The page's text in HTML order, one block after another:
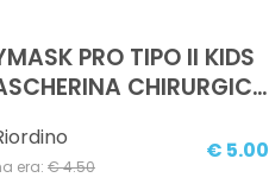
PRO TIPO II KIDS
CHIRURGICA
era: €4.50
€ 5.00